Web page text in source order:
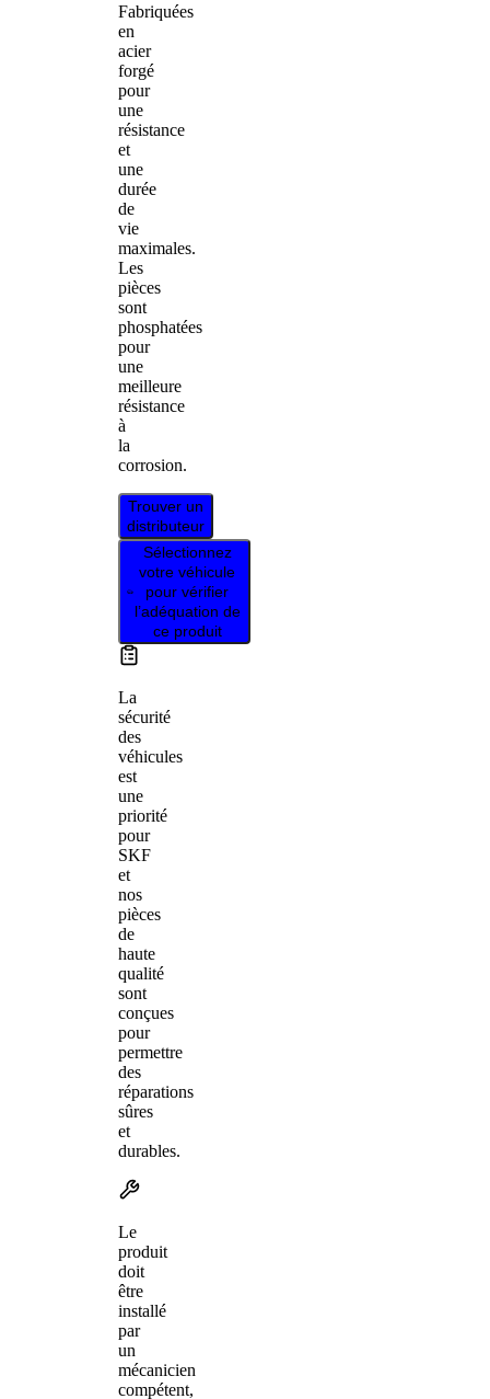
Fabriquées
en
acier
forgé
pour
une
résistance
et
une
durée
de
vie
maximales.
Les
pièces
sont
phosphatées
pour
une
meilleure
résistance
à
la
corrosion.
Trouver un
distributeur
Sélectionnez
votre véhicule
pour vérifier
l’adéquation de
ce produit
La
sécurité
des
véhicules
est
une
priorité
pour
SKF
et
nos
pièces
de
haute
qualité
sont
conçues
pour
permettre
des
réparations
sûres
et
durables.
Le
produit
doit
être
installé
par
un
mécanicien
compétent,